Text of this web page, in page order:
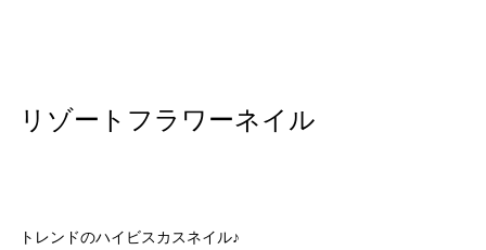
リゾートフラワーネイル
トレンドのハイビスカスネイル♪